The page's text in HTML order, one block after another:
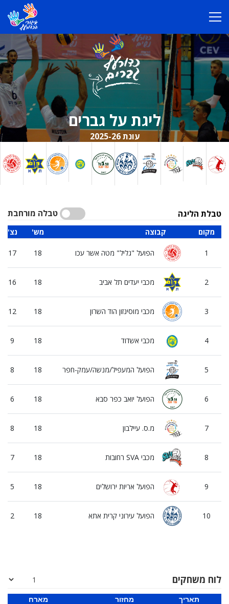
ליגת על גברים
עונת 2025-26
טבלה מורחבת טבלת הליגה
'נצ 'מש קבוצה מקום
17 18 הפועל "גליל" מטה אשר עכו 1
16 18 מכבי יעדים תל אביב 2
12 18 מכבי מוסינזון הוד השרון 3
9 18 מכבי אשדוד 4
8 18 הפועל המעפיל/מנשה/עמק-חפר 5
6 18 הפועל יואב כפר סבא 6
8 18 מ.ס. עיילבון 7
7 18 מכבי SVA רחובות 8
5 18 הפועל אריות ירושלים 9
2 18 הפועל עירוני קרית אתא 10
לוח משחקים
מארח מחזור תאריך